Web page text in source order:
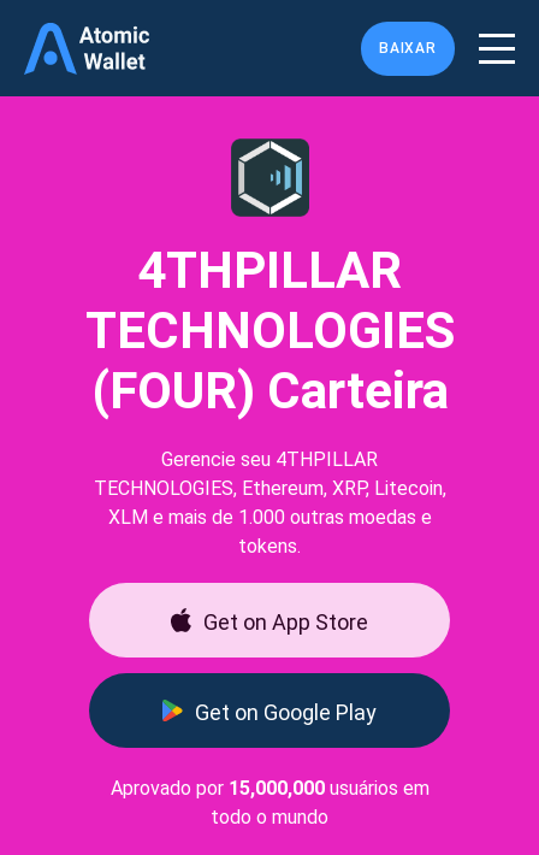
BAIXAR
4THPILLAR
TECHNOLOGIES
(FOUR) Carteira
Gerencie seu 4THPILLAR
TECHNOLOGIES, Ethereum, XRP, Litecoin,
XLM e mais de 1.000 outras moedas e
tokens.
Get on App Store
Get on Google Play
Aprovado por 15,000,000usuários em
todo o mundo